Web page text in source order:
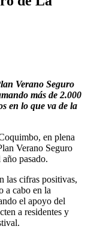
Verano Seguro
más de 2.000
en lo que va de la
en plena
Verano Seguro
pasado.
las cifras positivas,
a cabo en la
el apoyo del
a residentes y